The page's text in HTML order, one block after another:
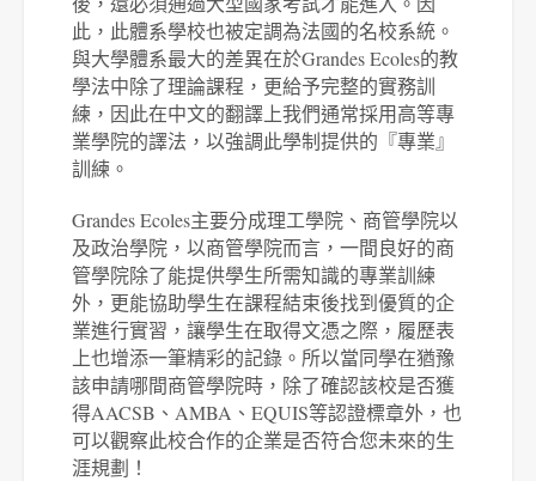
此，此體系學校也被定調為法國的名校系統。
與大學體系最大的差異在於Grandes Ecoles的教
學法中除了理論課程，更給予完整的實務訓
練，因此在中文的翻譯上我們通常採用高等專
業學院的譯法，以強調此學制提供的『專業』
訓練。
Grandes Ecoles主要分成理工學院、商管學院以
及政治學院，以商管學院而言，一間良好的商
管學院除了能提供學生所需知識的專業訓練
外，更能協助學生在課程結束後找到優質的企
業進行實習，讓學生在取得文憑之際，履歷表
上也增添一筆精彩的記錄。所以當同學在猶豫
該申請哪間商管學院時，除了確認該校是否獲
得AACSB 、 AMBA 、 EQUIS等認證標章外，也
可以觀察此校合作的企業是否符合您未來的生
涯規劃！